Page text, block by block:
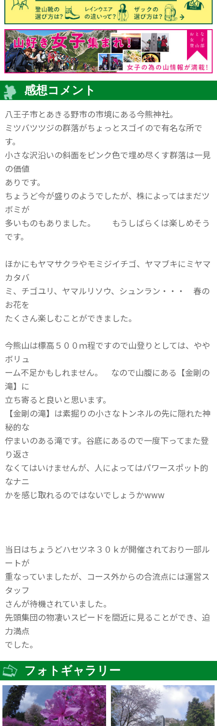
感想コメント
八王子市とあきる野市の市境にある今熊神社。
ミツバツツジの群落がちょっとスゴイので有名な所で
す。
小さな沢沿いの斜面をピンク色で埋め尽くす群落は一見
の価値
ありです。
ちょうど今が盛りのようでしたが、株によってはまだツ
ボミが
多いものもありました。 もうしばらくは楽しめそう
です。
ほかにもヤマサクラやモミジイチゴ、ヤマブキにミヤマ
カタバ
ミ、チゴユリ、ヤマルリソウ、シュンラン・・・ 春の
お花を
たくさん楽しむことができました。
今熊山は標高５００ｍ程ですので山登りとしては、やや
ボリュ
ーム不足かもしれません。 なので山腹にある【金剛の
滝】に
立ち寄ると良いと思います。
【金剛の滝】は素掘りの小さなトンネルの先に隠れた神
秘的な
佇まいのある滝です。谷底にあるので一度下ってまた登
り返さ
なくてはいけませんが、人によってはパワースポット的
なナニ
かを感じ取れるのではないでしょうかwww
当日はちょうどハセツネ３０ｋが開催されており一部ル
ートが
重なっていましたが、コース外からの合流点には運営ス
タッフ
さんが待機されていました。
先頭集団の物凄いスピードを間近に見ることができ、迫
力満点
でした。
フォトギャラリー